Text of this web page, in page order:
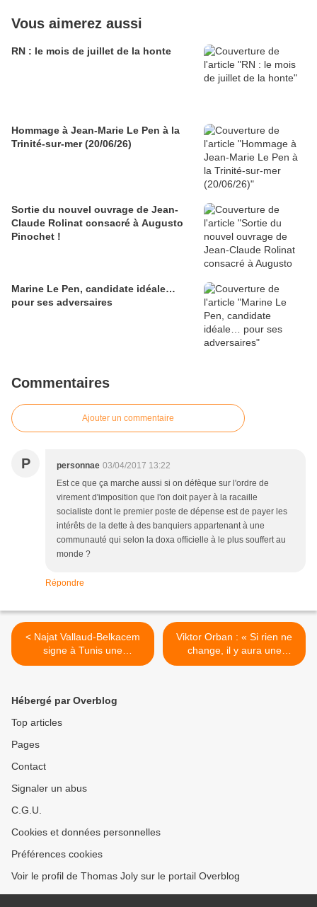
Vous aimerez aussi
RN : le mois de juillet de la honte
Hommage à Jean-Marie Le Pen à la
Trinité-sur-mer (20/06/26)
Sortie du nouvel ouvrage de Jean-
Claude Rolinat consacré à Augusto
Pinochet !
Marine Le Pen, candidate idéale…
pour ses adversaires
Commentaires
Ajouter un commentaire
P personnae 03/04/2017 13:22
Est ce que ça marche aussi si on défèque sur l'ordre de
virement d'imposition que l'on doit payer à la racaille
socialiste dont le premier poste de dépense est de payer les
intérêts de la dette à des banquiers appartenant à une
communauté qui selon la doxa officielle à le plus souffert au
monde ?
Répondre
< Najat Vallaud-Belkacem
signe à Tunis une
convention sur
Viktor Orban : « Si rien ne
change, il y aura une
majorité musulmane en
Hébergé par Overblog
Top articles
Pages
Contact
Signaler un abus
C.G.U.
Cookies et données personnelles
Préférences cookies
Voir le profil de Thomas Joly sur le portail Overblog